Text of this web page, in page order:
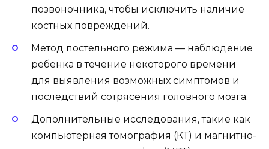
позвоночника, чтобы исключить наличие
костных повреждений.
Метод постельного режима — наблюдение
ребенка в течение некоторого времени
для выявления возможных симптомов и
последствий сотрясения головного мозга.
Дополнительные исследования, такие как
компьютерная томография (КТ) и магнитно-